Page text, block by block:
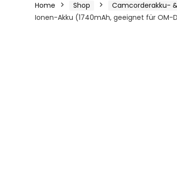
Home Shop Camcorderakku-
Ionen-Akku (1740mAh, geeignet für OM-